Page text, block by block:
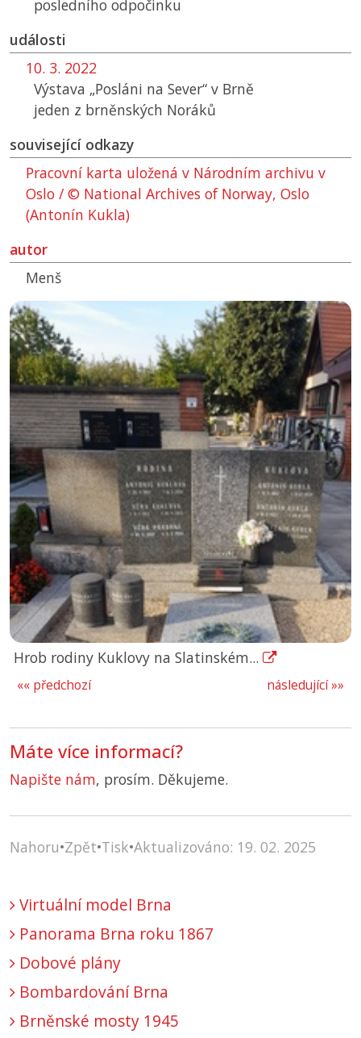
posledního odpočinku
události
10. 3. 2022
Výstava „Posláni na Sever“ v Brně
jeden z brněnských Noráků
související odkazy
Pracovní karta uložená v Národním archivu v
Oslo / © National Archives of Norway, Oslo
(Antonín Kukla)
autor
Menš
Hrob rodiny Kuklovy na Slatinském...
následující »»
«« předchozí
Máte více informací?
Napište nám, prosím. Děkujeme.
Nahoru•Zpět•Tisk•Aktualizováno: 19. 02. 2025
Virtuální model Brna
Panorama Brna roku 1867
Dobové plány
Bombardování Brna
Brněnské mosty 1945